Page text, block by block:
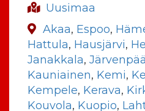
Uusimaa
Akaa, Espoo,
Hattula, Hausjärvi,
Janakkala, Järvenpää
Kauniainen, Kemi,
Kempele, Kerava,
Kouvola, Kuopio,